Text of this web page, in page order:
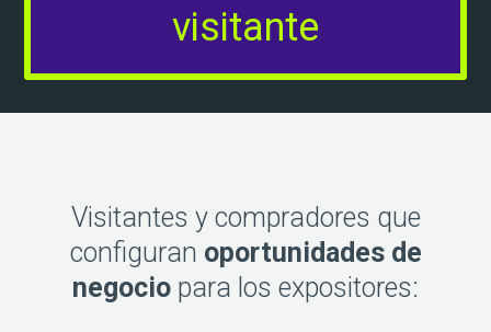
visitante
Visitantes y compradores que
configuran oportunidades de
negocio para los expositores: